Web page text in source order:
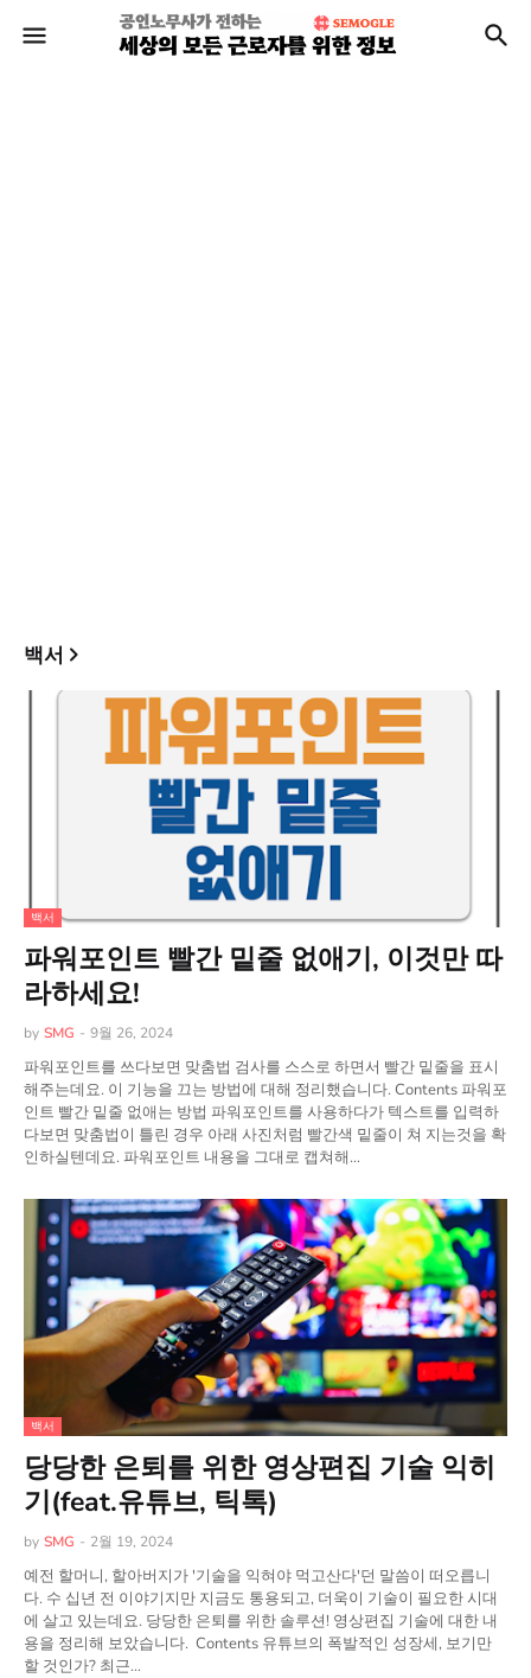
백서
백서
파워포인트 빨간 밑줄 없애기, 이것만 따
라하세요!
by SMG - 9월 26, 2024
파워포인트를 쓰다보면 맞춤법 검사를 스스로 하면서 빨간 밑줄을 표시
해주는데요. 이 기능을 끄는 방법에 대해 정리했습니다. Contents 파워포
인트 빨간 밑줄 없애는 방법 파워포인트를 사용하다가 텍스트를 입력하
다보면 맞춤법이 틀린 경우 아래 사진처럼 빨간색 밑줄이 쳐 지는것을 확
인하실텐데요. 파워포인트 내용을 그대로 캡쳐해…
백서
당당한 은퇴를 위한 영상편집 기술 익히
기(feat.유튜브, 틱톡)
by SMG - 2월 19, 2024
예전 할머니, 할아버지가 '기술을 익혀야 먹고산다'던 말씀이 떠오릅니
다. 수 십년 전 이야기지만 지금도 통용되고, 더욱이 기술이 필요한 시대
에 살고 있는데요. 당당한 은퇴를 위한 솔루션! 영상편집 기술에 대한 내
용을 정리해 보았습니다. Contents 유튜브의 폭발적인 성장세, 보기만
할 것인가? 최근…